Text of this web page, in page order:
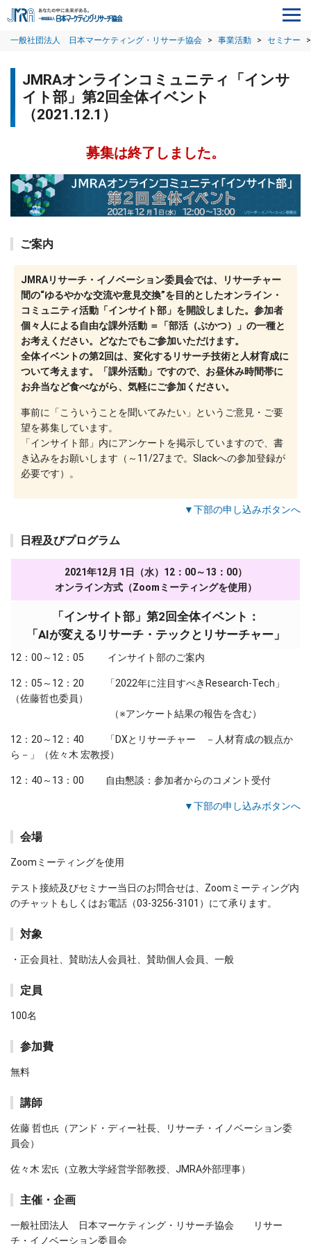
一般社団法人 日本マーケティング・リサーチ協会 > 事業活動 > セミナー >
JMRAオンラインコミュニティ「インサ
イト部」第2回全体イベント
（2021.12.1）
募集は終了しました。
ご案内
JMRAリサーチ・イノベーション委員会では、リサーチャー
間の“ゆるやかな交流や意見交換”を目的としたオンライン・
コミュニティ活動「インサイト部」を開設しました。参加者
個々人による自由な課外活動 ＝「部活（ぶかつ）」の一種と
お考えください。どなたでもご参加いただけます。
全体イベントの第2回は、変化するリサーチ技術と人材育成に
ついて考えます。「課外活動」ですので、お昼休み時間帯に
お弁当など食べながら、気軽にご参加ください。
事前に「こういうことを聞いてみたい」というご意見・ご要
望を募集しています。
「インサイト部」内にアンケートを掲示していますので、書
き込みをお願いします（～11/27まで。Slackへの参加登録が
必要です）。
▼下部の申し込みボタンへ
日程及びプログラム
2021年12月 1日（水）12：00～13：00）
オンライン方式（Zoomミーティングを使用）
「インサイト部」第2回全体イベント：
「AIが変えるリサーチ・テックとリサーチャー」
12：00～12：05 インサイト部のご案内
12：05～12：20 「2022年に注目すべきResearch-Tech」
（佐藤哲也委員）
（※アンケート結果の報告を含む）
12：20～12：40 「DXとリサーチャー －人材育成の観点か
ら－」（佐々木 宏教授）
12：40～13：00 自由懇談：参加者からのコメント受付
▼下部の申し込みボタンへ
会場
Zoomミーティングを使用
テスト接続及びセミナー当日のお問合せは、Zoomミーティング内
のチャットもしくはお電話（03-3256-3101）にて承ります。
対象
・正会員社、賛助法人会員社、賛助個人会員、一般
定員
100名
参加費
無料
講師
佐藤 哲也氏
（アンド・ディー社長、リサーチ・イノベーション委
員会）
佐々木 宏氏 （立教大学経営学部教授、JMRA外部理事）
主催・企画
一般社団法人 日本マーケティング・リサーチ協会 リサー
チ・イノベーション委員会